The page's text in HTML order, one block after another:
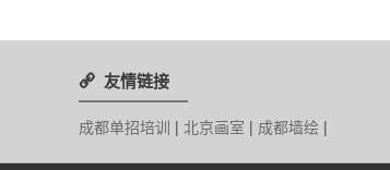
 友情链接
成都单招培训 | 北京画室 | 成都墙绘 |